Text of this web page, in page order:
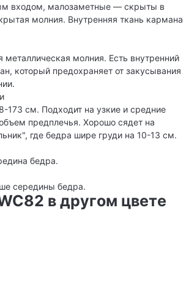
входом, малозаметные — скрыты в
молния. Внутренняя ткань кармана
металлическая молния. Есть внутренний
который предохраняет от закусывания
173 см. Подходит на узкие и средние
предплечья. Хорошо сядет на
где бедра шире груди на 10-13 см.
бедра.
середины бедра.
в другом цвете